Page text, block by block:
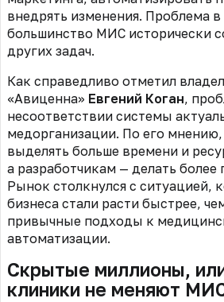
внедрять изменения. Проблема
большинство МИС исторически
других задач.
Как справедливо отметил
«Авиценна» Евгений Коган,
несоответствии системы
медорганизации. По его мнению,
выделять больше времени и
а разработчикам — делать более
Рынок столкнулся с ситуацией,
бизнеса стали расти быстрее,
привычные подходы к
автоматизации.
Скрытые миллионы,
клиники не меняют